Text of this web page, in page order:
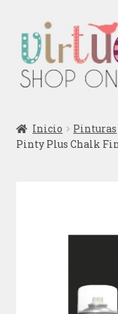
la
navegación
al
contenido
Podcast
Inicio Pinturas
Pinty Plus Chalk